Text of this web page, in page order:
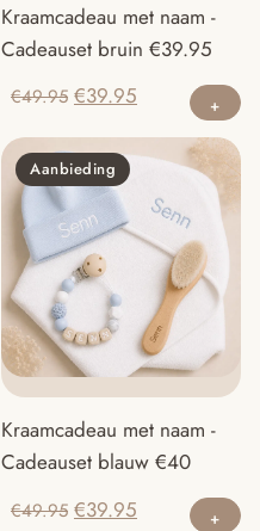
Kraamcadeau met naam -
Cadeauset bruin €39.95
€49.95 Oorspronkelijke
was:
€49.95.
€39.95 Huidige
is:
€39.95.
Aanbieding
Kraamcadeau met naam -
Cadeauset blauw €40
€49.95 Oorspronkelijke
€39.95 Huidige